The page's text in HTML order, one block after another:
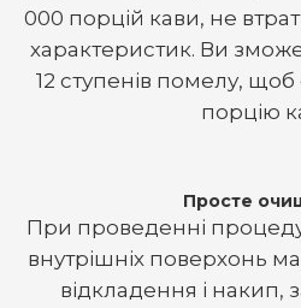
000 порцій кави, не
характеристик. Ви
12 ступенів помелу,
порцію
Просте
При проведенні
внутрішніх поверхонь
відкладення і накип,